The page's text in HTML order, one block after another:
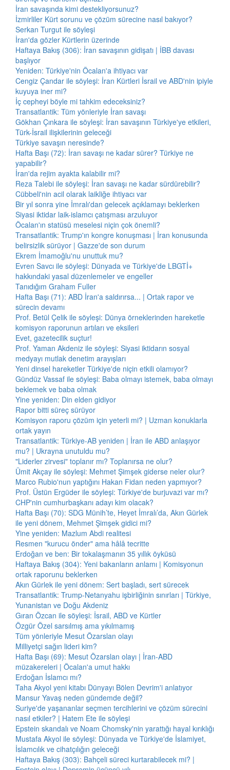
İran savaşında kimi destekliyorsunuz?
İzmirliler Kürt sorunu ve çözüm sürecine nasıl bakıyor?
Serkan Turgut ile söyleşi
İran'da gözler Kürtlerin üzerinde
Haftaya Bakış (306): İran savaşının gidişatı | İBB davası
başlıyor
Yeniden: Türkiye'nin Öcalan'a ihtiyacı var
Cengiz Çandar ile söyleşi: İran Kürtleri İsrail ve ABD'nin ipiyle
kuyuya iner mi?
İç cepheyi böyle mi tahkim edeceksiniz?
Transatlantik: Tüm yönleriyle İran savaşı
Gökhan Çınkara ile söyleşi: İran savaşının Türkiye'ye etkileri,
Türk-İsrail ilişkilerinin geleceği
Türkiye savaşın neresinde?
Hafta Başı (72): İran savaşı ne kadar sürer? Türkiye ne
yapabilir?
İran'da rejim ayakta kalabilir mi?
Reza Talebi ile söyleşi: İran savaşı ne kadar sürdürebilir?
Cübbeli'nin acil olarak laikliğe ihtiyacı var
Bir yıl sonra yine İmralı'dan gelecek açıklamayı beklerken
Siyasi iktidar laik-islamcı çatışması arzuluyor
Öcalan'ın statüsü meselesi niçin çok önemli?
Transatlantik: Trump'ın kongre konuşması | İran konusunda
belirsizlik sürüyor | Gazze'de son durum
Ekrem İmamoğlu'nu unuttuk mu?
Evren Savcı ile söyleşi: Dünyada ve Türkiye'de LBGTİ+
hakkındaki yasal düzenlemeler ve engeller
Tanıdığım Graham Fuller
Hafta Başı (71): ABD İran'a saldırırsa... | Ortak rapor ve
sürecin devamı
Prof. Betül Çelik ile söyleşi: Dünya örneklerinden hareketle
komisyon raporunun artıları ve eksileri
Evet, gazetecilik suçtur!
Prof. Yaman Akdeniz ile söyleşi: Siyasi iktidarın sosyal
medyayı mutlak denetim arayışları
Yeni dinsel hareketler Türkiye'de niçin etkili olamıyor?
Gündüz Vassaf ile söyleşi: Baba olmayı istemek, baba olmayı
beklemek ve baba olmak
Yine yeniden: Din elden gidiyor
Rapor bitti süreç sürüyor
Komisyon raporu çözüm için yeterli mi? | Uzman konuklarla
ortak yayın
Transatlantik: Türkiye-AB yeniden | İran ile ABD anlaşıyor
mu? | Ukrayna unutuldu mu?
"Liderler zirvesi" toplanır mı? Toplanırsa ne olur?
Ümit Akçay ile söyleşi: Mehmet Şimşek giderse neler olur?
Marco Rubio'nun yaptığını Hakan Fidan neden yapmıyor?
Prof. Üstün Ergüder ile söyleşi: Türkiye'de burjuvazi var mı?
CHP'nin cumhurbaşkanı adayı kim olacak?
Hafta Başı (70): SDG Münih’te, Heyet İmralı’da, Akın Gürlek
ile yeni dönem, Mehmet Şimşek gidici mi?
Yine yeniden: Mazlum Abdi realitesi
Resmen "kurucu önder" ama hâlâ tecritte
Erdoğan ve ben: Bir tokalaşmanın 35 yıllık öyküsü
Haftaya Bakış (304): Yeni bakanların anlamı | Komisyonun
ortak raporunu beklerken
Akın Gürlek ile yeni dönem: Sert başladı, sert sürecek
Transatlantik: Trump-Netanyahu işbirliğinin sınırları | Türkiye,
Yunanistan ve Doğu Akdeniz
Gıran Özcan ile söyleşi: İsrail, ABD ve Kürtler
Özgür Özel sarsılmış ama yıkılmamış
Tüm yönleriyle Mesut Özarslan olayı
Milliyetçi sağın lideri kim?
Hafta Başı (69): Mesut Özarslan olayı | İran-ABD
müzakereleri | Öcalan'a umut hakkı
Erdoğan İslamcı mı?
Taha Akyol yeni kitabı Dünyayı Bölen Devrim'i anlatıyor
Mansur Yavaş neden gündemde değil?
Suriye'de yaşananlar seçmen tercihlerini ve çözüm sürecini
nasıl etkiler? | Hatem Ete ile söyleşi
Epstein skandalı ve Noam Chomsky'nin yarattığı hayal kırıklığı
Mustafa Akyol ile söyleşi: Dünyada ve Türkiye'de İslamiyet,
İslamcılık ve cihatçılığın geleceği
Haftaya Bakış (303): Bahçeli süreci kurtarabilecek mi? |